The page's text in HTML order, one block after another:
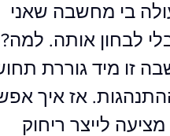
בי מחשבה שאני
לבחון אותה. למה?
זו מיד גוררת
אז איך
לייצר ריחוק